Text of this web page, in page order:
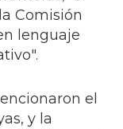
Comisión
lenguaje
el
y la